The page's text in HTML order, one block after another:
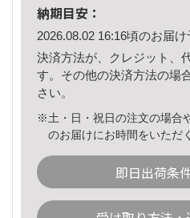
納期目安：
2026.08.02 16:16頃のお届け
決済方法が、クレジット、
す。その他の決済方法の場
さい。
※土・日・祝日の注文の場合
のお届けにお時間をいただ
即日出荷条